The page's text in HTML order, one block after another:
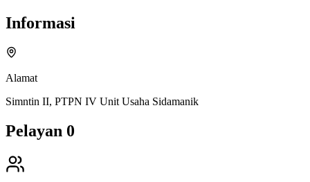
Informasi
Alamat
Simntin II, PTPN IV Unit Usaha Sidamanik
Pelayan 0